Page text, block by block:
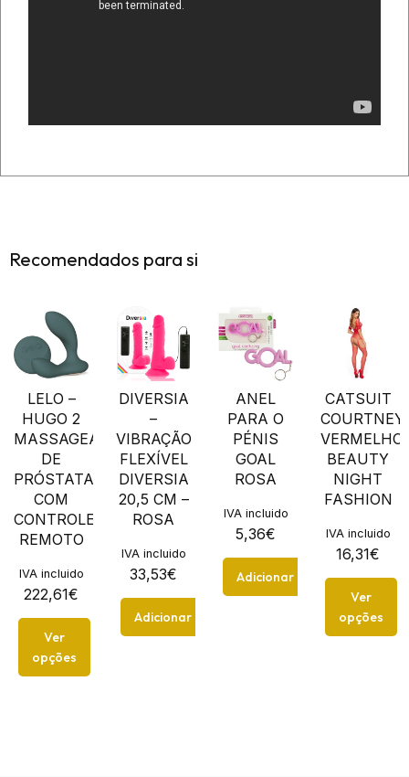
Recomendados para si
LELO –
HUGO 2
MASSAGEADOR
DE
PRÓSTATA
COM
CONTROLE
REMOTO
222,61€
IVA incluido
Ver
opções
DIVERSIA
–
VIBRAÇÃO
FLEXÍVEL
DIVERSIA
20,5 CM –
ROSA
33,53€
IVA incluido
Adicionar
ANEL
PARA O
PÉNIS
GOAL
ROSA
5,36€
IVA incluido
Adicionar
CATSUIT
COURTNEY
VERMELHO
BEAUTY
NIGHT
FASHION
16,31€
IVA incluido
Ver
opções